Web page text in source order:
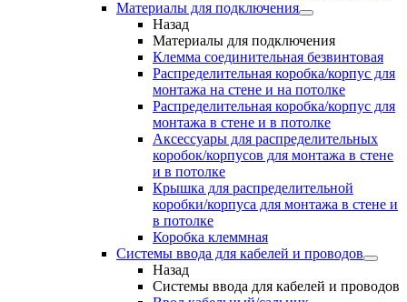
Материалы для подключения
Назад
Материалы для подключения
Клемма соединительная безвинтовая
Распределительная коробка/корпус для
монтажа на стене и на потолке
Распределительная коробка/корпус для
монтажа в стене и в потолке
Аксессуары для распределительных
коробок/корпусов для монтажа в стене
и в потолке
Крышка для распределительной
коробки/корпуса для монтажа в стене и
в потолке
Коробка клеммная
Системы ввода для кабелей и проводов
Назад
Системы ввода для кабелей и проводов